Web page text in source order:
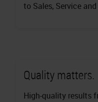
to Sales, Service
Quality matters.
High-quality results